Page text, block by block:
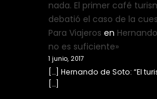
nada. El primer café
debatió el caso de la
Para Viajeros en
no es suficiente»
1 junio, 2017
[…] Hernando de Soto: “El
[…]